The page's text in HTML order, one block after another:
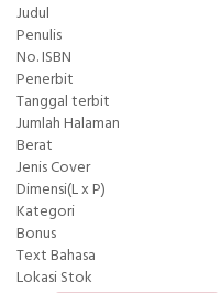
Judul
Penulis
No. ISBN
Penerbit
Tanggal terbit
Jumlah Halaman
Berat
Jenis Cover
Dimensi(L x P)
Kategori
Bonus
Text Bahasa
Lokasi Stok